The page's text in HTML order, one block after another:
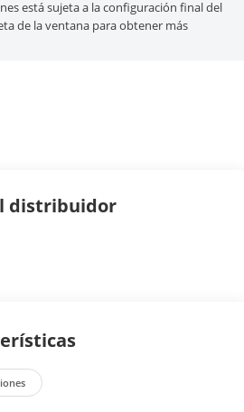
está sujeta a la configuración final del
de la ventana para obtener más
distribuidor